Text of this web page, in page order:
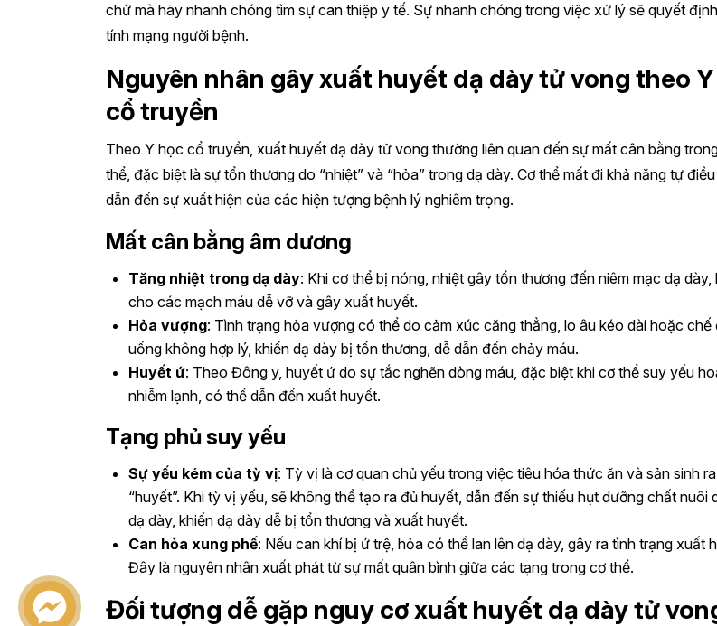
chừ mà hãy nhanh chóng tìm sự can thiệp y tế. Sự nhanh chóng trong việc xử lý sẽ quyết
tính mạng người bệnh.
Nguyên nhân gây xuất huyết dạ dày tử vong theo
cổ truyền
Theo Y học cổ truyền, xuất huyết dạ dày tử vong thường liên quan đến sự mất cân bằng
thể, đặc biệt là sự tổn thương do “nhiệt” và “hỏa” trong dạ dày. Cơ thể mất đi khả năng tự
dẫn đến sự xuất hiện của các hiện tượng bệnh lý nghiêm trọng.
Mất cân bằng âm dương
Tăng nhiệt trong dạ dày: Khi cơ thể bị nóng, nhiệt gây tổn thương đến niêm mạc dạ dày,
cho các mạch máu dễ vỡ và gây xuất huyết.
Hỏa vượng: Tình trạng hỏa vượng có thể do cảm xúc căng thẳng, lo âu kéo dài hoặc chế
uống không hợp lý, khiến dạ dày bị tổn thương, dễ dẫn đến chảy máu.
Huyết ứ: Theo Đông y, huyết ứ do sự tắc nghẽn dòng máu, đặc biệt khi cơ thể suy yếu
nhiễm lạnh, có thể dẫn đến xuất huyết.
Tạng phủ suy yếu
Sự yếu kém của tỳ vị: Tỳ vị là cơ quan chủ yếu trong việc tiêu hóa thức ăn và sản sinh ra
“huyết”. Khi tỳ vị yếu, sẽ không thể tạo ra đủ huyết, dẫn đến sự thiếu hụt dưỡng chất nuôi
dạ dày, khiến dạ dày dễ bị tổn thương và xuất huyết.
Can hỏa xung phế: Nếu can khí bị ứ trệ, hỏa có thể lan lên dạ dày, gây ra tình trạng xuất
Đây là nguyên nhân xuất phát từ sự mất quân bình giữa các tạng trong cơ thể.
Đối tượng dễ gặp nguy cơ xuất huyết dạ dày tử